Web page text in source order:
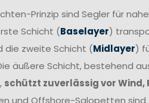
Prinzip sind Segler für
Schicht (Baselayer)
die zweite Schicht (Midlayer)
äußere Schicht, bestehend
schützt zuverlässig vor Wind,
und Offshore-Salopetten sind